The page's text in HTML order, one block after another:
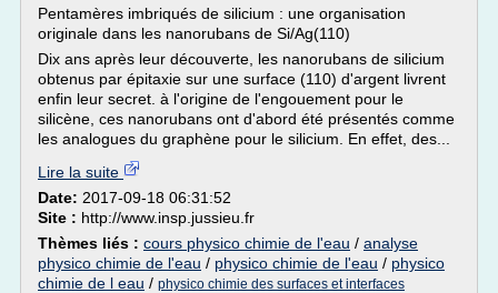
Pentamères imbriqués de silicium : une organisation
originale dans les nanorubans de Si/Ag(110)
Dix ans après leur découverte, les nanorubans de silicium
obtenus par épitaxie sur une surface (110) d'argent livrent
enfin leur secret. à l'origine de l'engouement pour le
silicène, ces nanorubans ont d'abord été présentés comme
les analogues du graphène pour le silicium. En effet, des...
Lire la suite
Date: 2017-09-18 06:31:52
Site : http://www.insp.jussieu.fr
Thèmes liés : cours physico chimie de l'eau / analyse
physico chimie de l'eau / physico chimie de l'eau / physico
chimie de l eau / physico chimie des surfaces et interfaces